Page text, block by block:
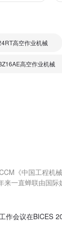
高空作业机械
高空作业机械
《中国工程机
一直蝉联由国
作会议在BICES